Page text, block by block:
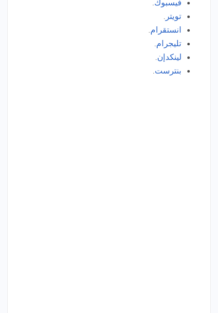
فيسبوك.
تويتر .
انستقرام.
تليجرام.
لينكدإن.
بنترست.